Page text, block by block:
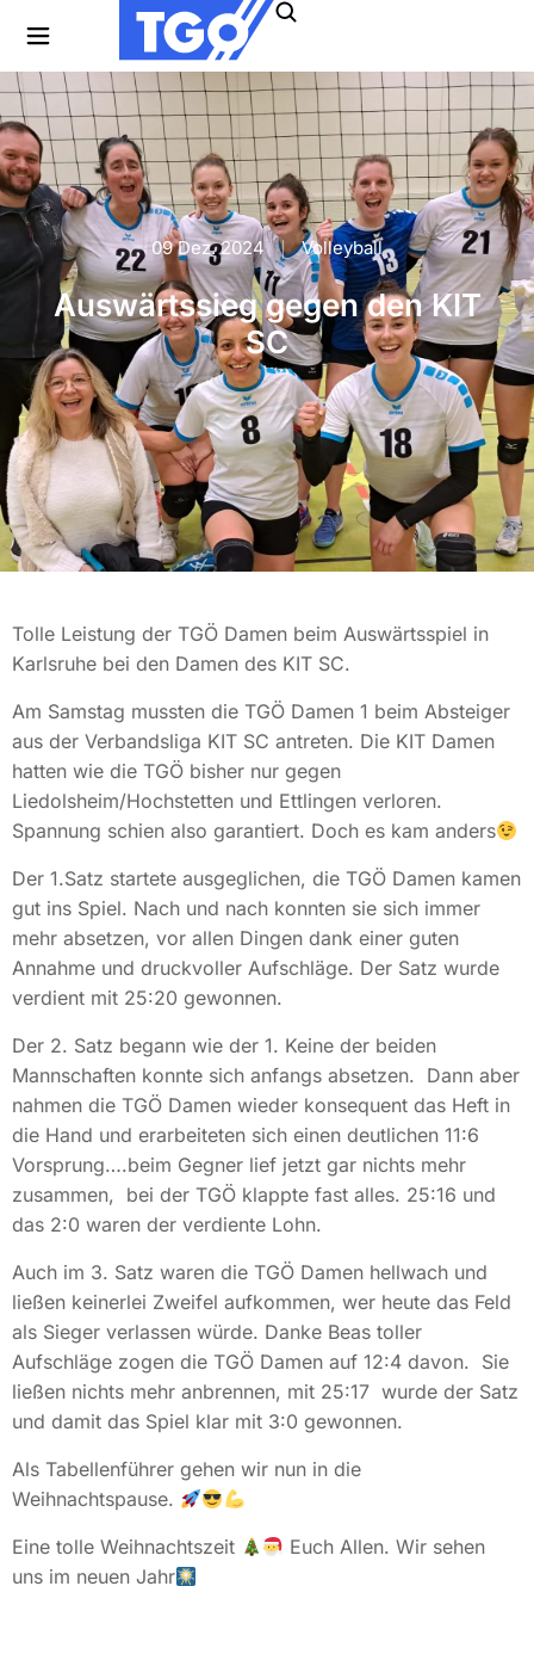
09 Dez. 2024 Volleyball
Auswärtssieg gegen den KIT
SC
Tolle Leistung der TGÖ Damen beim Auswärtsspiel in
Karlsruhe bei den Damen des KIT SC.
Am Samstag mussten die TGÖ Damen 1 beim Absteiger
aus der Verbandsliga KIT SC antreten. Die KIT Damen
hatten wie die TGÖ bisher nur gegen
Liedolsheim/Hochstetten und Ettlingen verloren.
Spannung schien also garantiert. Doch es kam anders
Der 1.Satz startete ausgeglichen, die TGÖ Damen kamen
gut ins Spiel. Nach und nach konnten sie sich immer
mehr absetzen, vor allen Dingen dank einer guten
Annahme und druckvoller Aufschläge. Der Satz wurde
verdient mit 25:20 gewonnen.
Der 2. Satz begann wie der 1. Keine der beiden
Mannschaften konnte sich anfangs absetzen. Dann aber
nahmen die TGÖ Damen wieder konsequent das Heft in
die Hand und erarbeiteten sich einen deutlichen 11:6
Vorsprung….beim Gegner lief jetzt gar nichts mehr
zusammen, bei der TGÖ klappte fast alles. 25:16 und
das 2:0 waren der verdiente Lohn.
Auch im 3. Satz waren die TGÖ Damen hellwach und
ließen keinerlei Zweifel aufkommen, wer heute das Feld
als Sieger verlassen würde. Danke Beas toller
Aufschläge zogen die TGÖ Damen auf 12:4 davon. Sie
ließen nichts mehr anbrennen, mit 25:17 wurde der Satz
und damit das Spiel klar mit 3:0 gewonnen.
Als Tabellenführer gehen wir nun in die
Weihnachtspause.
Eine tolle Weihnachtszeit
Euch Allen. Wir sehen
uns im neuen Jahr